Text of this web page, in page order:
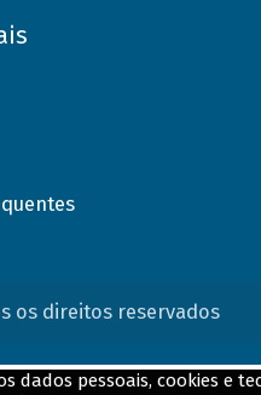
os direitos reservados
dados pessoais, cookies e